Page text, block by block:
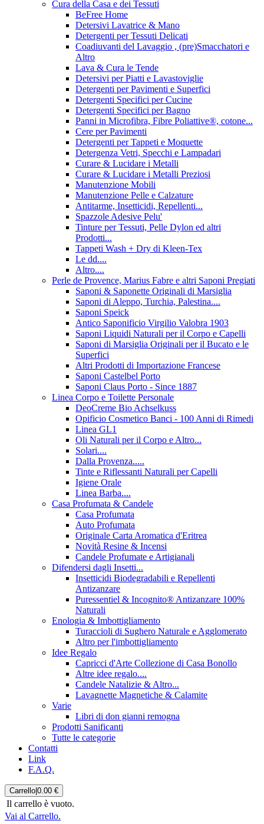
Cura della Casa e dei Tessuti
BeFree Home
Detersivi Lavatrice & Mano
Detergenti per Tessuti Delicati
Coadiuvanti del Lavaggio , (pre)Smacchatori e
Altro
Lava & Cura le Tende
Detersivi per Piatti e Lavastoviglie
Detergenti per Pavimenti e Superfici
Detergenti Specifici per Cucine
Detergenti Specifici per Bagno
Panni in Microfibra, Fibre Poliattive®, cotone...
Cere per Pavimenti
Detergenti per Tappeti e Moquette
Detergenza Vetri, Specchi e Lampadari
Curare & Lucidare i Metalli
Curare & Lucidare i Metalli Preziosi
Manutenzione Mobili
Manutenzione Pelle e Calzature
Antitarme, Insetticidi, Repellenti...
Spazzole Adesive Pelu'
Tinture per Tessuti, Pelle Dylon ed altri
Prodotti...
Tappeti Wash + Dry di Kleen-Tex
Le dd....
Altro....
Perle de Provence, Marius Fabre e altri Saponi Pregiati
Saponi & Saponette Originali di Marsiglia
Saponi di Aleppo, Turchia, Palestina....
Saponi Speick
Antico Saponificio Virgilio Valobra 1903
Saponi Liquidi Naturali per il Corpo e Capelli
Saponi di Marsiglia Originali per il Bucato e le
Superfici
Altri Prodotti di Importazione Francese
Saponi Castelbel Porto
Saponi Claus Porto - Since 1887
Linea Corpo e Toilette Personale
DeoCreme Bio Achselkuss
Opificio Cosmetico Banci - 100 Anni di Rimedi
Linea GL1
Oli Naturali per il Corpo e Altro...
Solari....
Dalla Provenza.....
Tinte e Riflessanti Naturali per Capelli
Igiene Orale
Linea Barba....
Casa Profumata & Candele
Casa Profumata
Auto Profumata
Originale Carta Aromatica d'Eritrea
Novità Resine & Incensi
Candele Profumate e Artigianali
Difendersi dagli Insetti...
Insetticidi Biodegradabili e Repellenti
Antizanzare
Puressentiel & Incognito® Antizanzare 100%
Naturali
Enologia & Imbottigliamento
Turaccioli di Sughero Naturale e Agglomerato
Altro per l'imbottigliamento
Idee Regalo
Capricci d'Arte Collezione di Casa Bonollo
Altre idee regalo....
Candele Natalizie & Altro...
Lavagnette Magnetiche & Calamite
Varie
Libri di don gianni remogna
Prodotti Sanificanti
Tutte le categorie
Contatti
Link
F.A.Q.
Carrello 0.00 €
Il carrello è vuoto.
Vai al Carrello.